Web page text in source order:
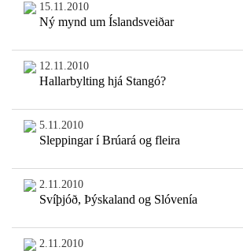
15.11.2010
Ný mynd um Íslandsveiðar
12.11.2010
Hallarbylting hjá Stangó?
5.11.2010
Sleppingar í Brúará og fleira
2.11.2010
Svíþjóð, Þýskaland og Slóvenía
2.11.2010